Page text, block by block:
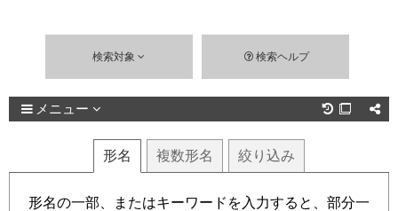
検索対象 検索ヘルプ
メニュー 
形名 複数形名 絞り込み
形名の一部、またはキーワードを入力すると、部分一